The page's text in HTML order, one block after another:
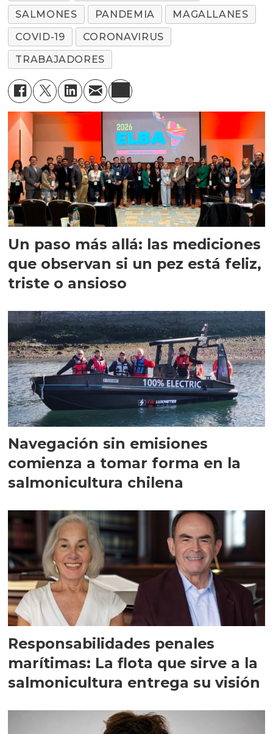
SALMONES PANDEMIA
MAGALLANES
COVID-19
CORONAVIRUS
TRABAJADORES
Un paso más allá: las mediciones
que observan si un pez está feliz,
triste o ansioso
Navegación sin emisiones
comienza a tomar forma en la
salmonicultura chilena
Responsabilidades penales
marítimas: La flota que sirve a la
salmonicultura entrega su visión